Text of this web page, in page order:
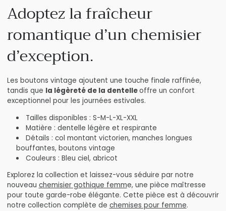
Adoptez la fraîcheur
romantique d’un chemisier
d’exception.
Les boutons vintage ajoutent une touche finale raffinée,
tandis que la légèreté de la dentelleoffre un confort
exceptionnel pour les journées estivales.
Tailles disponibles : S-M-L-XL-XXL
Matière : dentelle légère et respirante
Détails : col montant victorien, manches longues
bouffantes, boutons vintage
Couleurs : Bleu ciel, abricot
Explorez la collection et laissez-vous séduire par notre
nouveau chemisier gothique femme, une pièce maîtresse
pour toute garde-robe élégante. Cette pièce est à découvrir
notre collection complète de chemises pour femme.